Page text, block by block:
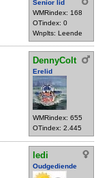
Senior lid
WMRindex: 168
OTindex: 0
Wnplts: Leende
DennyColt
Erelid
WMRindex: 655
OTindex: 2.445
ledi
Oudgediende